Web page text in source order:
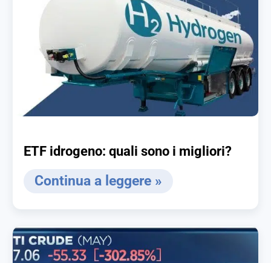
ETF idrogeno: quali sono i migliori?
Continua a leggere »